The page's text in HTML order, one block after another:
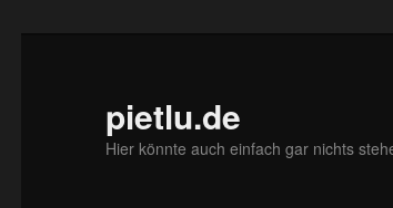
pietlu.de
Hier könnte auch einfach gar nichts